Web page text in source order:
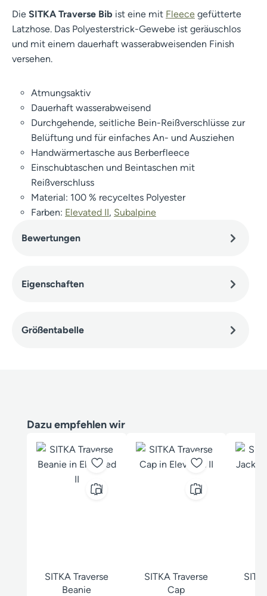
Die SITKA Traverse Bib ist eine mit Fleece gefütterte
Latzhose. Das Polyesterstrick-Gewebe ist geräuschlos
und mit einem dauerhaft wasserabweisenden Finish
versehen.
Atmungsaktiv
Dauerhaft wasserabweisend
Durchgehende, seitliche Bein-Reißverschlüsse zur
Belüftung und für einfaches An- und Ausziehen
Handwärmertasche aus Berberfleece
Einschubtaschen und Beintaschen mit
Reißverschluss
Material: 100 % recyceltes Polyester
Farben: Elevated II, Subalpine
Bewertungen
Eigenschaften
Größentabelle
Produktgalerie überspringen
Dazu empfehlen wir
SITKA Traverse
Beanie
SITKA Traverse
Cap